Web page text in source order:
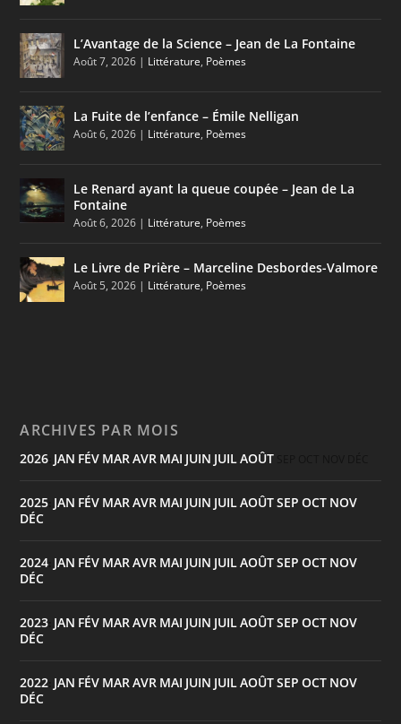
L’Avantage de la Science – Jean de La Fontaine
Août 7, 2026 | Littérature, Poèmes
La Fuite de l’enfance – Émile Nelligan
Août 6, 2026 | Littérature, Poèmes
Le Renard ayant la queue coupée – Jean de La
Fontaine
Août 6, 2026 | Littérature, Poèmes
Le Livre de Prière – Marceline Desbordes-Valmore
Août 5, 2026 | Littérature, Poèmes
ARCHIVES PAR MOIS
2026 JAN FÉV MARAVR MAI JUIN JUILAOÛT
2025 JAN FÉV MARAVR MAI JUIN JUILAOÛTSEP OCT NOV
DÉC
2024 JAN FÉV MARAVR MAI JUIN JUILAOÛTSEP OCT NOV
DÉC
2023 JAN FÉV MARAVR MAI JUIN JUILAOÛTSEP OCT NOV
DÉC
2022 JAN FÉV MARAVR MAI JUIN JUILAOÛTSEP OCT NOV
DÉC